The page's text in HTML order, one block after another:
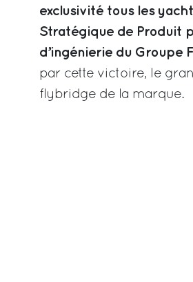
exclusivité tous les
Stratégique de Produit
d’ingénierie du Groupe
par cette victoire, le
flybridge de la marque.